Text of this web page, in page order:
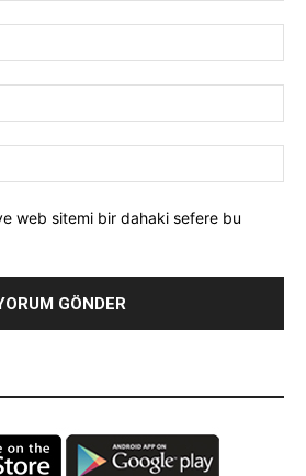
web sitemi bir dahaki sefere bu